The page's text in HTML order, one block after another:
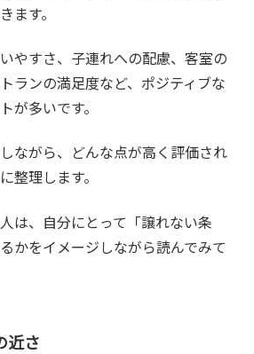
ます。
やすさ、子連れへの配慮、客室の
ランの満足度など、ポジティブな
が多いです。
ながら、どんな点が高く評価され
整理します。
は、自分にとって「譲れない条
かをイメージしながら読んでみて
近さ